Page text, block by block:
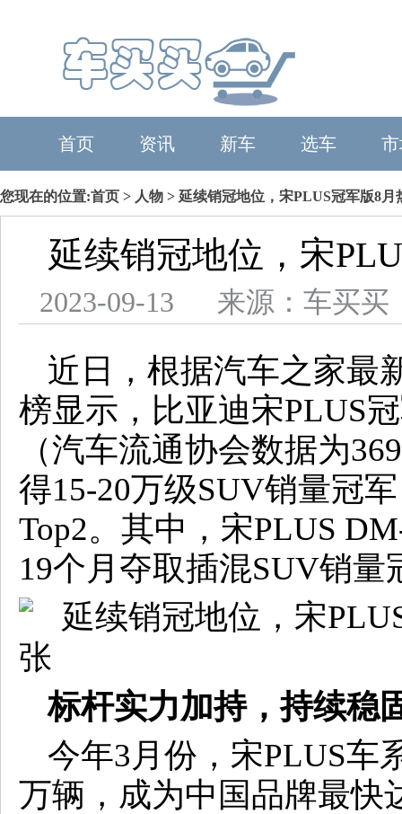
首页 资讯 新车 选车
您现在的位置:首页 > 人物 > 延续销冠地位，宋PLUS冠军版8月
延续销冠地位，宋
2023-09-13 来源：车买
近日，根据汽车之家最
榜显示，比亚迪宋PLUS
（汽车流通协会数据为
得15-20万级SUV销量冠
Top2。其中，宋PLUS
19个月夺取插混SUV销量
标杆实力加持，持续稳
今年3月份，宋PLUS车
万辆，成为中国品牌最快